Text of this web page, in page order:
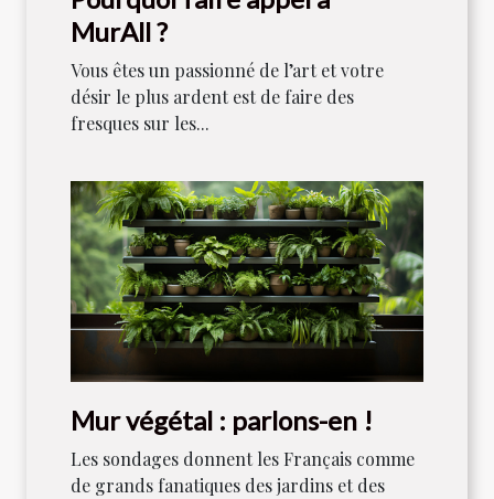
MurAll ?
Vous êtes un passionné de l’art et votre
désir le plus ardent est de faire des
fresques sur les...
Mur végétal : parlons-en !
Les sondages donnent les Français comme
de grands fanatiques des jardins et des